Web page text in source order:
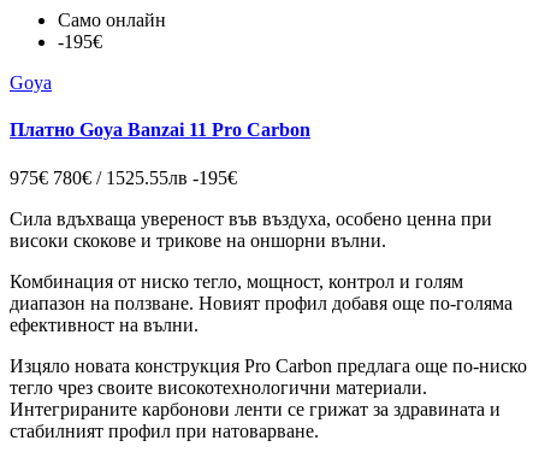
Само онлайн
-195€
Goya
Платно Goya Banzai 11 Pro Carbon
975€ 780€ / 1525.55лв -195€
Сила вдъхваща увереност във въздуха, особено ценна при
високи скокове и трикове на оншорни вълни.
Комбинация от ниско тегло, мощност, контрол и голям
диапазон на ползване. Новият профил добавя още по-голяма
ефективност на вълни.
Изцяло новата конструкция Pro Carbon предлага още по-ниско
тегло чрез своите високотехнологични материали.
Интегрираните карбонови ленти се грижат за здравината и
стабилният профил при натоварване.